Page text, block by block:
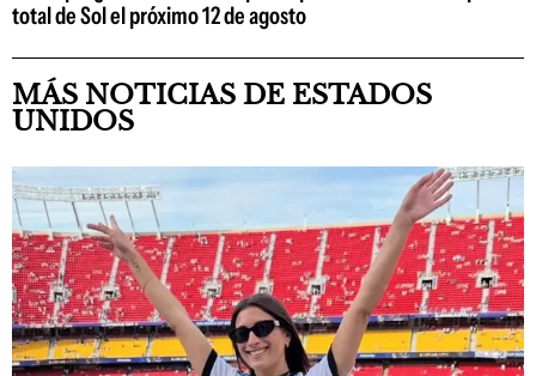
total de Sol el próximo 12 de agosto
MÁS NOTICIAS DE ESTADOS
UNIDOS